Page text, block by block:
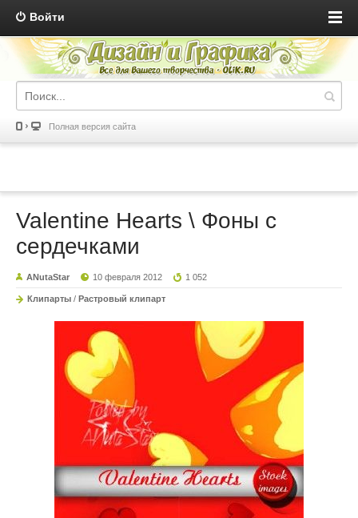
Войти
Полная версия сайта
Valentine Hearts \ Фоны с
сердечками
ANutaStar 10 февраля 2012 1 052
Клипарты / Растровый клипарт